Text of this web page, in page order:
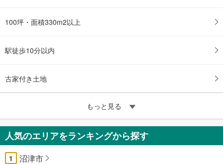
100坪・面積330m2以上
駅徒歩10分以内
古家付き土地
もっと見る
人気のエリアをランキングから探す
1 沼津市